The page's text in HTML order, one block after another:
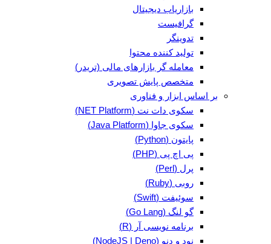
بازاریاب دیجیتال
گرافیست
تدوینگر
تولید کننده محتوا
معامله گر بازارهای مالی (تریدر)
متخصص پایش تصویری
بر اساس ابزار و فناوری
سکوی دات نت (NET Platform)
سکوی جاوا (Java Platform)
پایتون (Python)
پی اچ پی (PHP)
پرل (Perl)
روبی (Ruby)
سوئیفت (Swift)
گو لنگ (Go Lang)
برنامه نویسی آر (R)
نود و دنو (NodeJS | Deno)